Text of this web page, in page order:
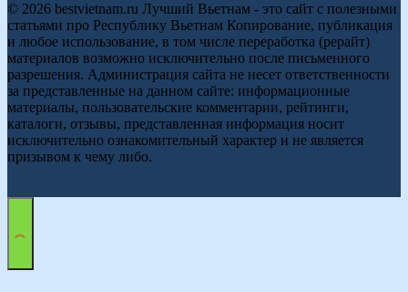
© 2026 bestvietnam.ru Лучший Вьетнам - это сайт с полезными
статьями про Республику Вьетнам Копирование, публикация
и любое использование, в том числе переработка (рерайт)
материалов возможно исключительно после письменного
разрешения. Администрация сайта не несет ответственности
за представленные на данном сайте: информационные
материалы, пользовательские комментарии, рейтинги,
каталоги, отзывы, представленная информация носит
исключительно ознакомительный характер и не является
призывом к чему либо.